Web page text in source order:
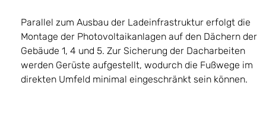
Parallel zum Ausbau der Ladeinfrastruktur erfolgt die
Montage der Photovoltaikanlagen auf den Dächern der
Gebäude 1, 4 und 5. Zur Sicherung der Dacharbeiten
werden Gerüste aufgestellt, wodurch die Fußwege im
direkten Umfeld minimal eingeschränkt sein können.